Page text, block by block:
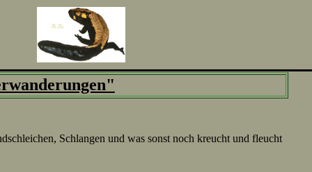
Schlangen und was sonst noch kreucht und fleucht